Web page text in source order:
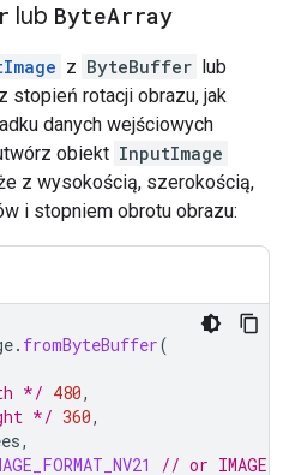
lub ByteArray
z ByteBuffer lub
stopień rotacji obrazu, jak
danych wejściowych
obiekt InputImage
z wysokością, szerokością,
i stopniem obrotu obrazu:
. fromByteBuffer(
*/ 480,
*/ 360,
,
// or